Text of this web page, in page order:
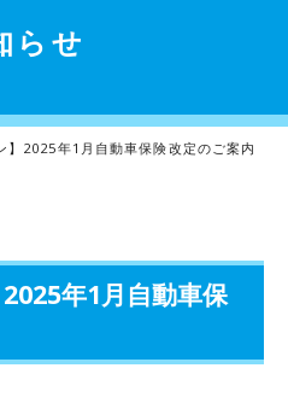
らせ
】2025年1月自動車保険改定のご案内
年1月自動車保